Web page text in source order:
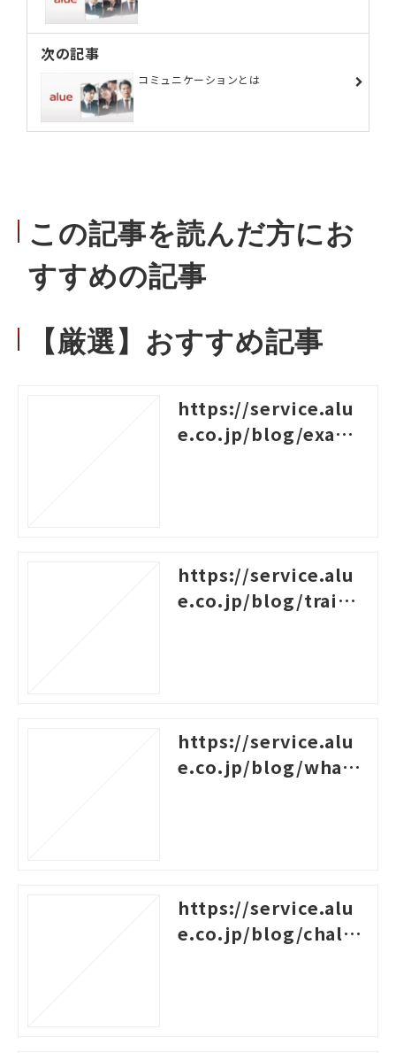
次の記事
コミュニケーションとは
この記事を読んだ方にお
すすめの記事
【厳選】おすすめ記事
https://service.alu
e.co.jp/blog/examp
https://service.alu
e.co.jp/blog/traini
https://service.alu
e.co.jp/blog/what-i
https://service.alu
e.co.jp/blog/challe